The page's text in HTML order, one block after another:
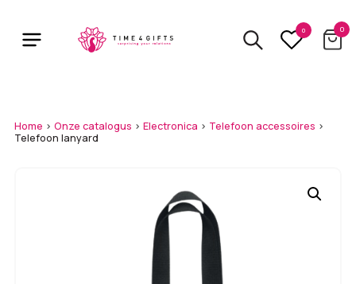
main
0 0
Home > Onze catalogus > Electronica > Telefoon accessoires >
Telefoon lanyard